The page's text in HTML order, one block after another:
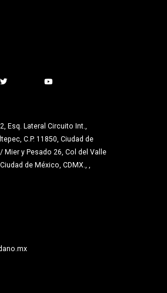
Esq. Lateral Circuito Int.,
C.P. 11850, Ciudad de
Mier y Pesado 26, Col del Valle
de México, CDMX., ,